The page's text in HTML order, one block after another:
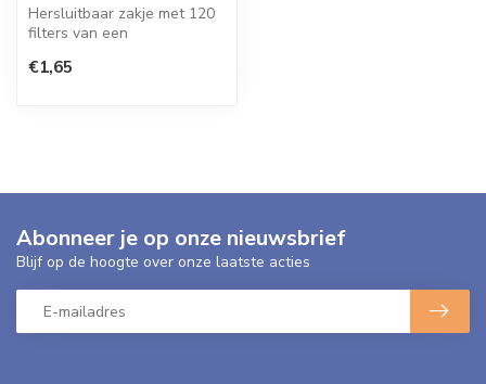
Hersluitbaar zakje met 120
filters van een
een doorsn...
€1,65
Abonneer je op onze nieuwsbrief
Blijf op de hoogte over onze laatste acties